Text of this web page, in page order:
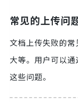
常见的上传问
文档上传失败的
大等。用户可以
这些问题。